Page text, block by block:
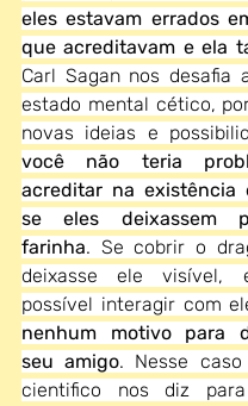
eles estavam errados
que acreditavam e ela
Carl Sagan nos desafia
estado mental cético,
você não teria
acreditar na existência
se eles deixassem
farinha. Se cobrir o
deixasse ele visível,
possível interagir com
nenhum motivo para
seu amigo. Nesse
cientifico nos diz